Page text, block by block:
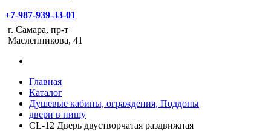
+7-987-939-33-01
г. Самара, пр-т
Масленникова, 41
Главная
Каталог
Душевые кабины, ограждения, Поддоны
двери в нишу
CL-12 Дверь двустворчатая раздвижная